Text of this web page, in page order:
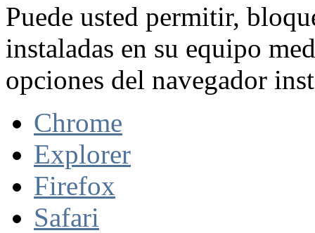
Puede usted permitir,
instaladas en su equipo
opciones del navegador
Chrome
Explorer
Firefox
Safari